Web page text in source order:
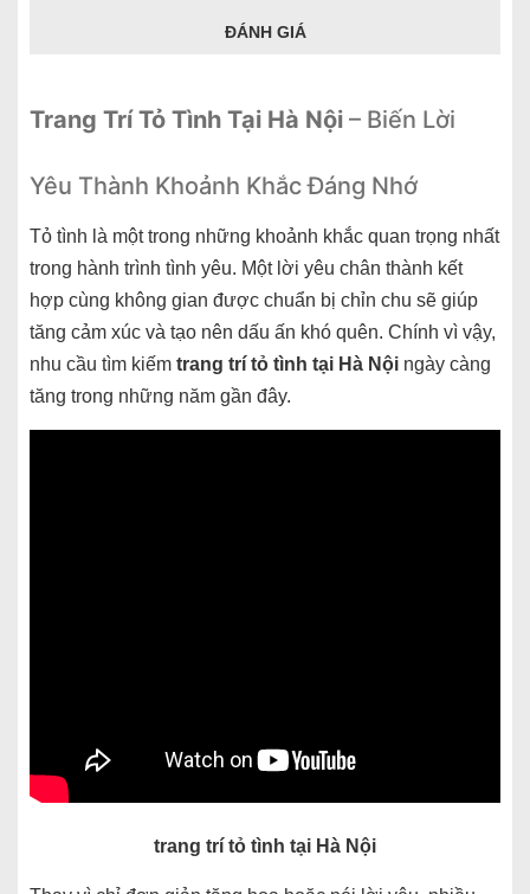
ĐÁNH GIÁ
Trang Trí Tỏ Tình Tại Hà Nội – Biến Lời
Yêu Thành Khoảnh Khắc Đáng Nhớ
Tỏ tình là một trong những khoảnh khắc quan trọng nhất
trong hành trình tình yêu. Một lời yêu chân thành kết
hợp cùng không gian được chuẩn bị chỉn chu sẽ giúp
tăng cảm xúc và tạo nên dấu ấn khó quên. Chính vì vậy,
nhu cầu tìm kiếm trang trí tỏ tình tại Hà Nội ngày càng
tăng trong những năm gần đây.
trang trí tỏ tình tại Hà Nội